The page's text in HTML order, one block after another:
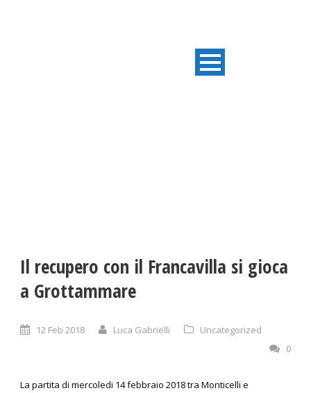
Il recupero con il Francavilla si gioca
a Grottammare
12 Feb 2018 Luca Gabrielli
Uncategorized
0
La partita di mercoledi 14 febbraio 2018 tra Monticelli e